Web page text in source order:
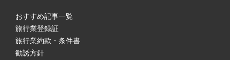
おすすめ記事一覧
旅行業登録証
旅行業約款・条件書
勧誘方針